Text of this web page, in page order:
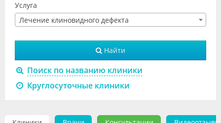
Объявления
Клиники
Специалисты
Услуга
Лечение клиновидного дефекта
Найти
Поиск по названию клиники
Круглосуточные клиники